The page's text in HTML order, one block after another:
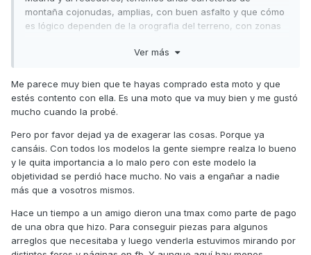
montaña cojonudas, amplias, con buen asfalto y que cómo
es lógico dependen de la orografia del terreno, con zonas
generales.... En nada se parecen aún "circuito de karting"
Llevo más de 20 años moviendo por esas carreteras con
motos de gran cilindrada y son las mejores para probar una
de honor en ellas.
Lo de rozar con el AK, es harto difícil, ya que se desarrolló
"rascando" el AK en las curvas del mismo. El grado de
inclinación que permite éste AK, es mayor que el de sus
rivales maxiscooter, incluyendo claro está al T-Max. Que
Ver más
Me parece muy bien que te hayas comprado esta moto y que
estés contento con ella. Es una moto que va muy bien y me gustó
mucho cuando la probé.
Pero por favor dejad ya de exagerar las cosas. Porque ya
cansáis. Con todos los modelos la gente siempre realza lo bueno
y le quita importancia a lo malo pero con este modelo la
objetividad se perdió hace mucho. No vais a engañar a nadie
más que a vosotros mismos.
Hace un tiempo a un amigo dieron una tmax como parte de pago
de una obra que hizo. Para conseguir piezas para algunos
arreglos que necesitaba y luego venderla estuvimos mirando por